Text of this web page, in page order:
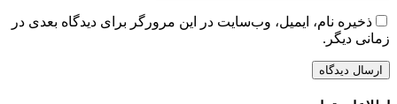
ذخیره نام، ایمیل، وب‌سایت در این مرورگر برای دیدگاه بعدی در
زمانی دیگر.